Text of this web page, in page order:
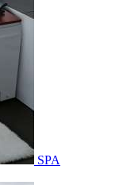
SPA